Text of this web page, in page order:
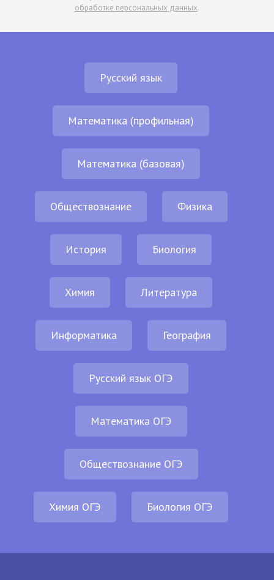
обработке персональных данных.
Русский язык
Математика (профильная)
Математика (базовая)
Обществознание Физика
История Биология
Химия Литература
Информатика География
Русский язык ОГЭ
Математика ОГЭ
Обществознание ОГЭ
Химия ОГЭ Биология ОГЭ